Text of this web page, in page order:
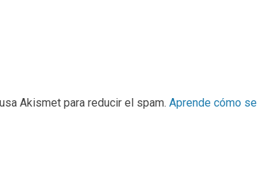
Akismet para reducir el spam. Aprende cómo